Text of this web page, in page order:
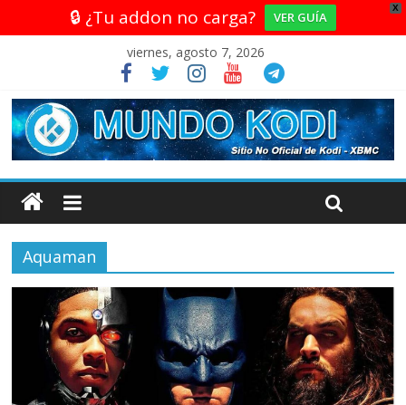
X
🔒 ¿Tu addon no carga? VER GUÍA
viernes, agosto 7, 2026
Aquaman